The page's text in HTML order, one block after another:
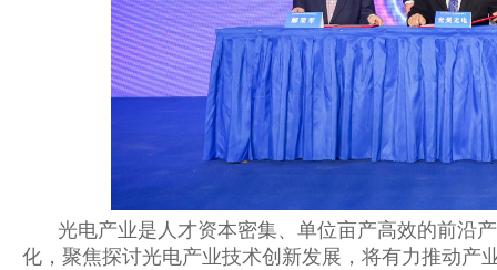
光电产业是人才资本密集、单位亩产高效的前沿
化，聚焦探讨光电产业技术创新发展，将有力推动产